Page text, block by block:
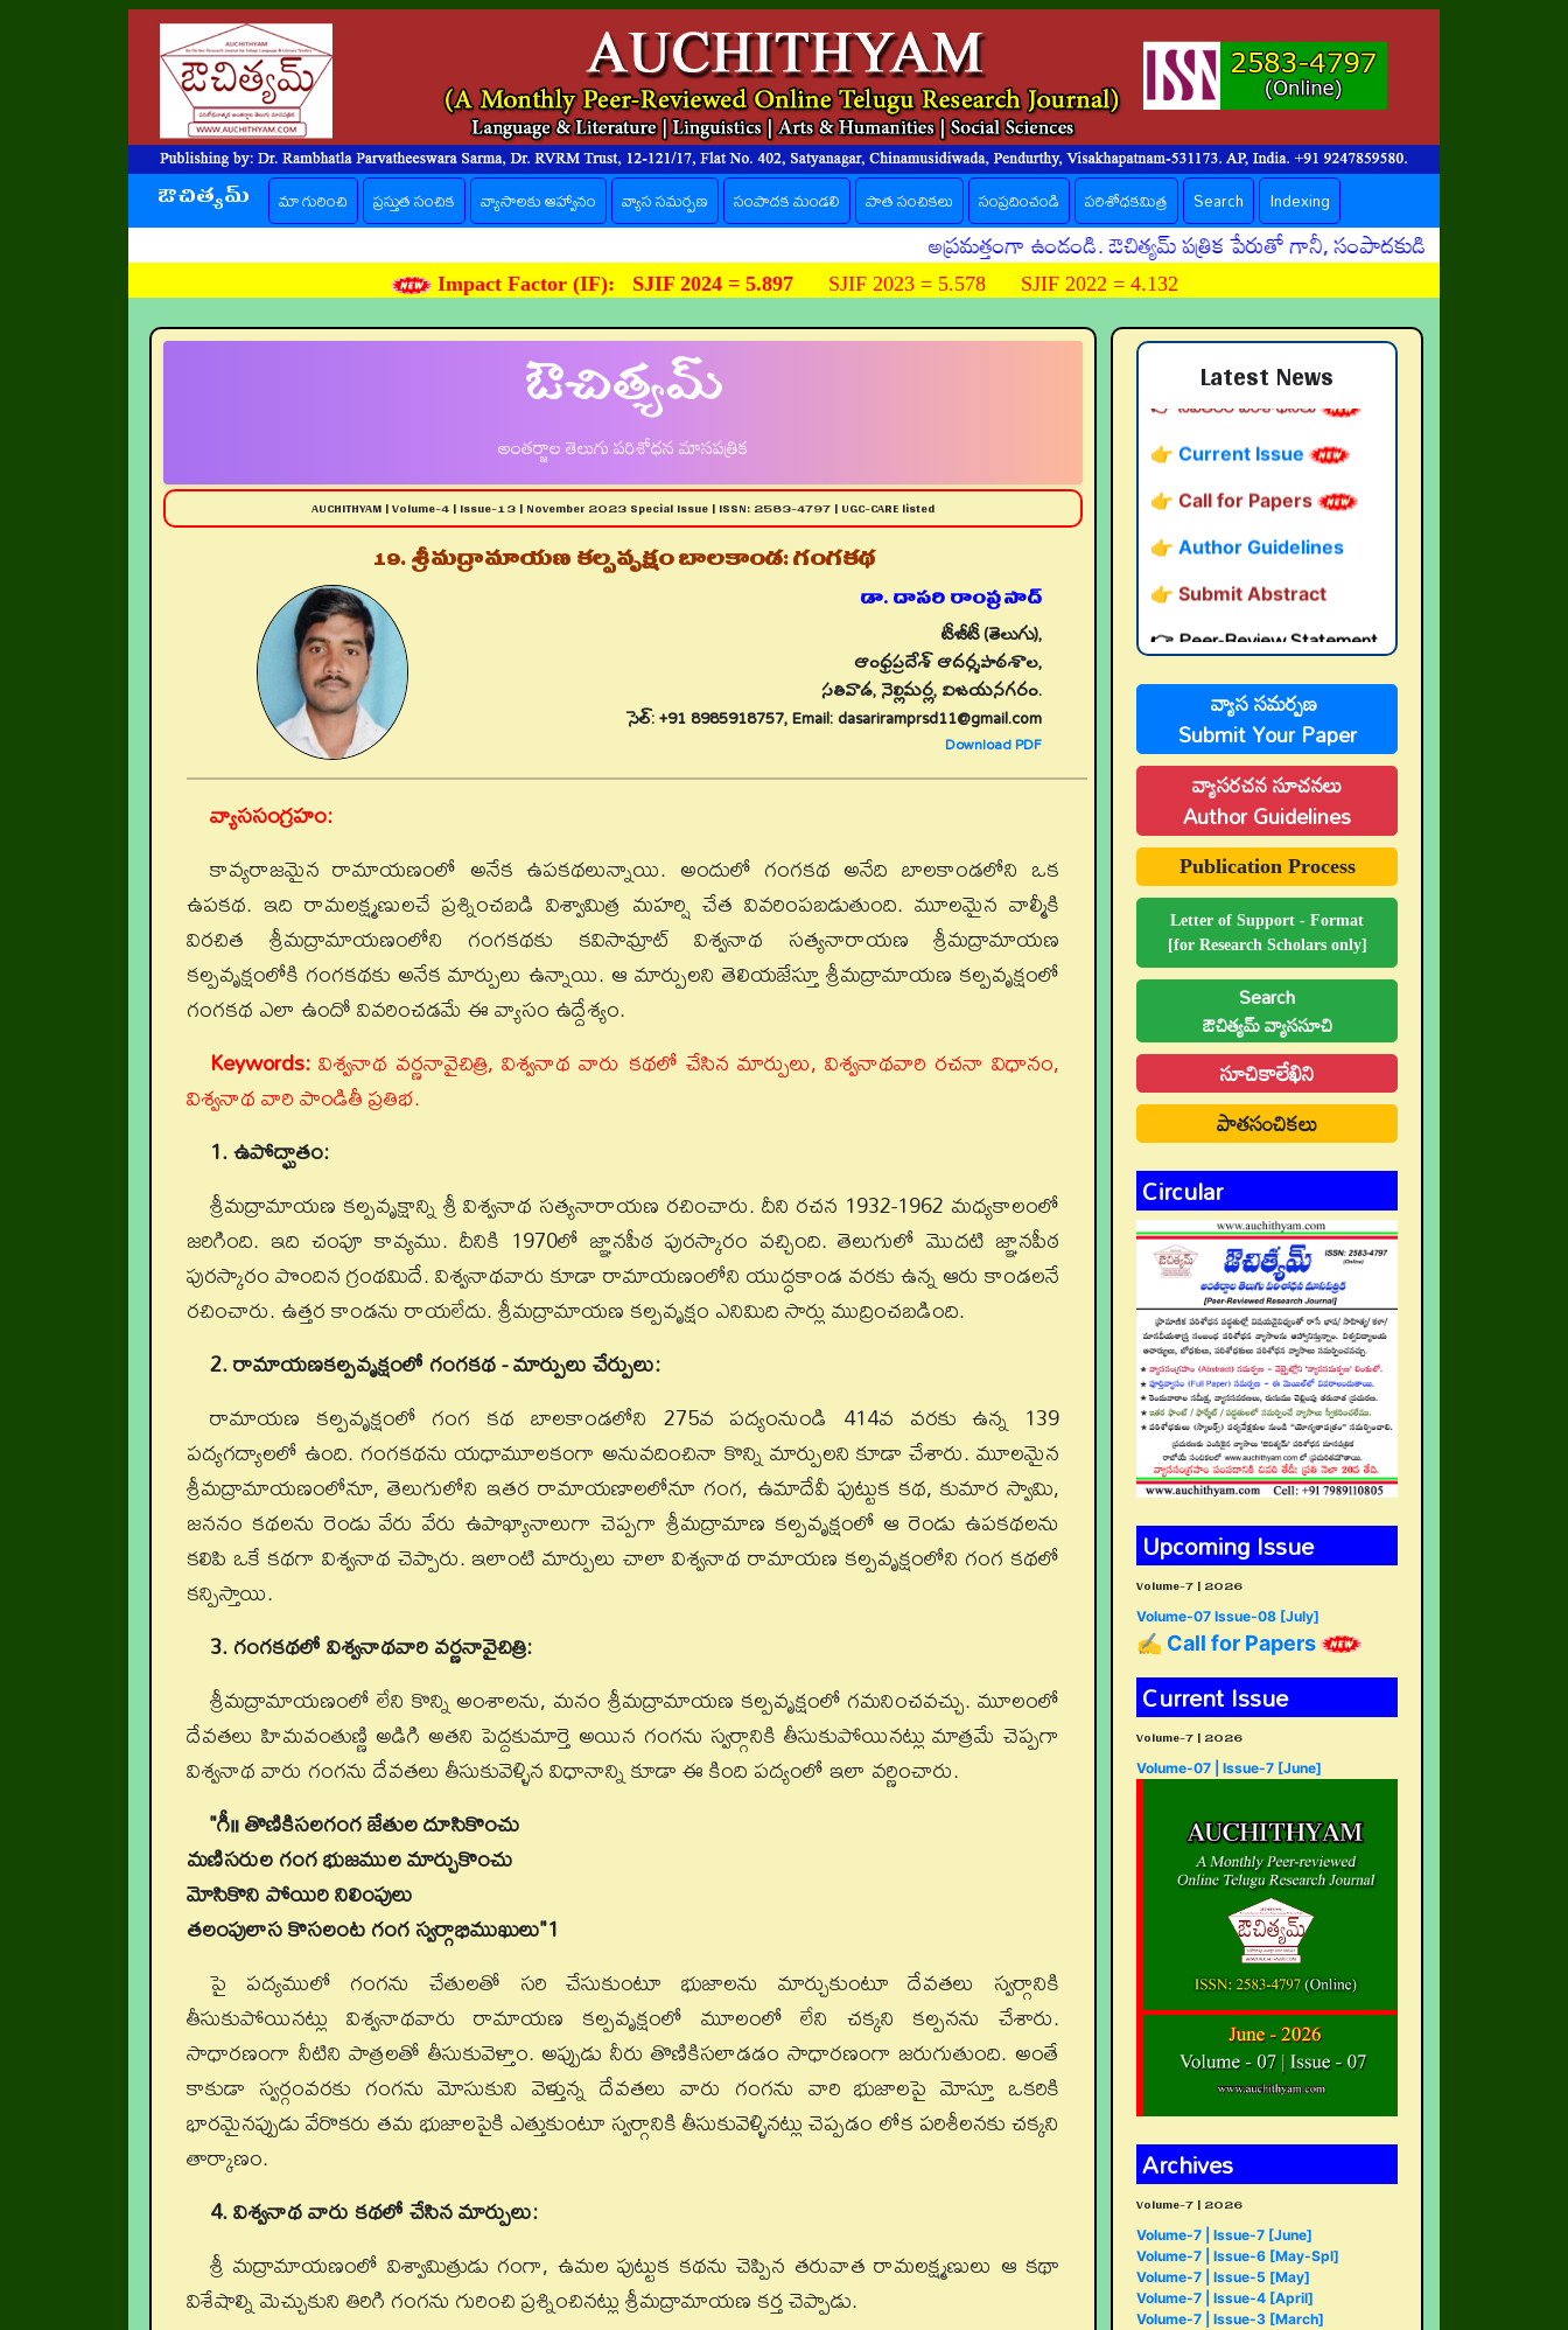
ఔచిత్యమ్ మా గురించి ప్రస్తుత సంచిక (current)
వ్యాసాలకు ఆహ్వానం వ్యాస సమర్పణ సంపాదక మండలి పాత సంచికలు సంప్రదించండి పరిశోధకమిత్ర Search Indexing
అప్రమత్తంగా ఉండండి. ఔచిత్యమ్ పత్రిక పేరుతో గానీ, సంపాదకుడి పేరుతో గానీ
Impact Factor (IF): SJIF 2024 = 5.897SJIF 2023 = 5.578 SJIF 2022 = 4.132
ఔచిత్యమ్
అంతర్జాల తెలుగు పరిశోధన మాసపత్రిక
AUCHITHYAM | Volume-4 | Issue-13 | November 2023 Special Issue | ISSN: 2583-4797 | UGC-CARE listed
19. శ్రీమద్రామాయణ కల్పవృక్షం బాలకాండ: గంగకథ
డా. దాసరి రాంప్రసాద్
టీజీటీ (తెలుగు),
ఆంధ్రప్రదేశ్ ఆదర్శపాఠశాల,
సతివాడ, నెల్లిమర్ల, విజయనగరం.
సెల్: +91 8985918757, Email: dasariramprsd11@gmail.com
Download PDF
వ్యాససంగ్రహం:
కావ్యరాజమైన రామాయణంలో అనేక ఉపకథలున్నాయి. అందులో గంగకథ అనేది బాలకాండలోని ఒక
ఉపకథ. ఇది రామలక్ష్మణులచే ప్రశ్నించబడి విశ్వామిత్ర మహర్షి చేత వివరింపబడుతుంది. మూలమైన వాల్మీకి
విరచిత శ్రీమద్రామాయణంలోని గంగకథకు కవిసామ్రాట్ విశ్వనాథ సత్యనారాయణ శ్రీమద్రామాయణ
కల్పవృక్షంలోకి గంగకథకు అనేక మార్పులు ఉన్నాయి. ఆ మార్పులని తెలియజేస్తూ శ్రీమద్రామాయణ కల్పవృక్షంలో
గంగకథ ఎలా ఉందో వివరించడమే ఈ వ్యాసం ఉద్దేశ్యం.
Keywords:విశ్వనాథ వర్ణనావైచిత్రి, విశ్వనాథ వారు కథలో చేసిన మార్పులు, విశ్వనాథవారి రచనా విధానం,
విశ్వనాథ వారి పాండితీ ప్రతిభ.
1. ఉపోద్ఘాతం:
శ్రీమద్రామాయణ కల్పవృక్షాన్ని శ్రీ విశ్వనాథ సత్యనారాయణ రచించారు. దీని రచన 1932-1962 మధ్యకాలంలో
జరిగింది. ఇది చంపూ కావ్యము. దీనికి 1970లో జ్ఞానపీఠ పురస్కారం వచ్చింది. తెలుగులో మొదటి జ్ఞానపీఠ
పురస్కారం పొందిన గ్రంథమిదే. విశ్వనాథవారు కూడా రామాయణంలోని యుద్ధకాండ వరకు ఉన్న ఆరు కాండలనే
రచించారు. ఉత్తర కాండను రాయలేదు. శ్రీమద్రామాయణ కల్పవృక్షం ఎనిమిది సార్లు ముద్రించబడింది.
2. రామాయణకల్పవృక్షంలో గంగకథ - మార్పులు చేర్పులు:
రామాయణ కల్పవృక్షంలో గంగ కథ బాలకాండలోని 275వ పద్యంనుండి 414వ వరకు ఉన్న 139
పద్యగద్యాలలో ఉంది. గంగకథను యధామూలకంగా అనువదించినా కొన్ని మార్పులని కూడా చేశారు. మూలమైన
శ్రీమద్రామాయణంలోనూ, తెలుగులోని ఇతర రామాయణాలలోనూ గంగ, ఉమాదేవీ పుట్టుక కథ, కుమార స్వామి,
జననం కథలను రెండు వేరు వేరు ఉపాఖ్యానాలుగా చెప్పగా శ్రీమద్రామాణ కల్పవృక్షంలో ఆ రెండు ఉపకథలను
కలిపి ఒకే కథగా విశ్వనాథ చెప్పారు. ఇలాంటి మార్పులు చాలా విశ్వనాథ రామాయణ కల్పవృక్షంలోని గంగ కథలో
కన్పిస్తాయి.
3. గంగకథలో విశ్వనాథవారి వర్ణనావైచిత్రి:
శ్రీమద్రామాయణంలో లేని కొన్ని అంశాలను, మనం శ్రీమద్రామాయణ కల్పవృక్షంలో గమనించవచ్చు. మూలంలో
దేవతలు హిమవంతుణ్ణి అడిగి అతని పెద్దకుమార్తె అయిన గంగను స్వర్గానికి తీసుకుపోయినట్లు మాత్రమే చెప్పగా
విశ్వనాథ వారు గంగను దేవతలు తీసుకువెళ్ళిన విధానాన్ని కూడా ఈ కింది పద్యంలో ఇలా వర్ణించారు.
"గీ॥తొణికిసలగంగ జేతుల దూసికొంచు
మణిసరుల గంగ భుజముల మార్చుకొంచు
మోసికొని పోయిరి నిలింపులు
తలంపులాస కొసలంట గంగ స్వర్గాభిముఖులు"1
పై పద్యములో గంగను చేతులతో సరి చేసుకుంటూ భుజాలను మార్చుకుంటూ దేవతలు స్వర్గానికి
తీసుకుపోయినట్లు విశ్వనాథవారు రామాయణ కల్పవృక్షంలో మూలంలో లేని చక్కని కల్పనను చేశారు.
సాధారణంగా నీటిని పాత్రలతో తీసుకువెళ్తాం. అప్పుడు నీరు తొణికిసలాడడం సాధారణంగా జరుగుతుంది. అంతే
కాకుడా స్వర్గంవరకు గంగను మోసుకుని వెళ్తున్న దేవతలు వారు గంగను వారి భుజాలపై మోస్తూ ఒకరికి
భారమైనప్పుడు వేరొకరు తమ భుజాలపైకి ఎత్తుకుంటూ స్వర్గానికి తీసుకువెళ్ళినట్లు చెప్పడం లోక పరిశీలనకు చక్కని
తార్కాణం.
4. విశ్వనాథ వారు కథలో చేసిన మార్పులు:
శ్రీ మద్రామాయణంలో విశ్వామిత్రుడు గంగా, ఉమల పుట్టుక కథను చెప్పిన తరువాత రామలక్ష్మణులు ఆ కథా
విశేషాల్ని మెచ్చుకుని తిరిగి గంగను గురించి ప్రశ్నించినట్లు శ్రీమద్రామాయణ కర్త చెప్పాడు.
Latest News
👉 నవతరం పరిశోధనలు
👉 Current Issue
👉 Call for Papers
👉 Author Guidelines
👉 Submit Abstract
👉 Peer-Review Statement
👉 UGC-CARE Coverage
👉 UGC-CARE రద్దు
వ్యాస సమర్పణ
Submit Your Paper
వ్యాసరచన సూచనలు
Author Guidelines
Publication Process
Letter of Support - Format
[for Research Scholars only]
Search
ఔచిత్యమ్ వ్యాససూచి
సూచికాలేఖిని
పాతసంచికలు
Circular
Upcoming Issue
Volume-7 | 2026
Volume-07 Issue-08 [July]
✍ Call for Papers
Current Issue
Volume-7 | 2026
Volume-07 | Issue-7 [June]
Archives
Volume-7 | 2026
Volume-7 | Issue-7 [June]
Volume-7 | Issue-6 [May-Spl]
Volume-7 | Issue-5 [May]
Volume-7 | Issue-4 [April]
Volume-7 | Issue-3 [March]